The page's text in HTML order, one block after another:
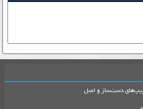
پیپ‌های دست‌ساز و اصل